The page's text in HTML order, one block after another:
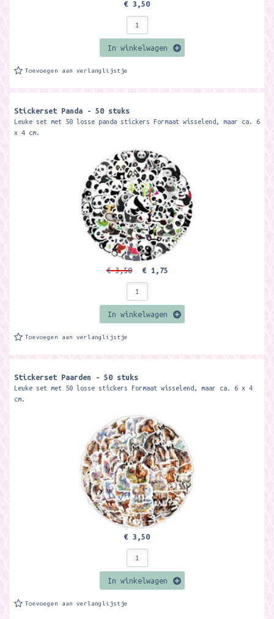
€ 3,50
In winkelwagen
Toevoegen aan verlanglijstje
Stickerset Panda - 50 stuks
Leuke set met 50 losse panda stickers Formaat wisselend, maar ca. 6
x 4 cm.
€ 3,50 € 1,75
In winkelwagen
Toevoegen aan verlanglijstje
Stickerset Paarden - 50 stuks
Leuke set met 50 losse stickers Formaat wisselend, maar ca. 6 x 4
cm.
€ 3,50
In winkelwagen
Toevoegen aan verlanglijstje